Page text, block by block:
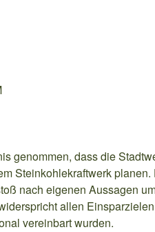
genommen, dass die
Steinkohlekraftwerk planen.
nach eigenen Aussagen
allen
vereinbart wurden.